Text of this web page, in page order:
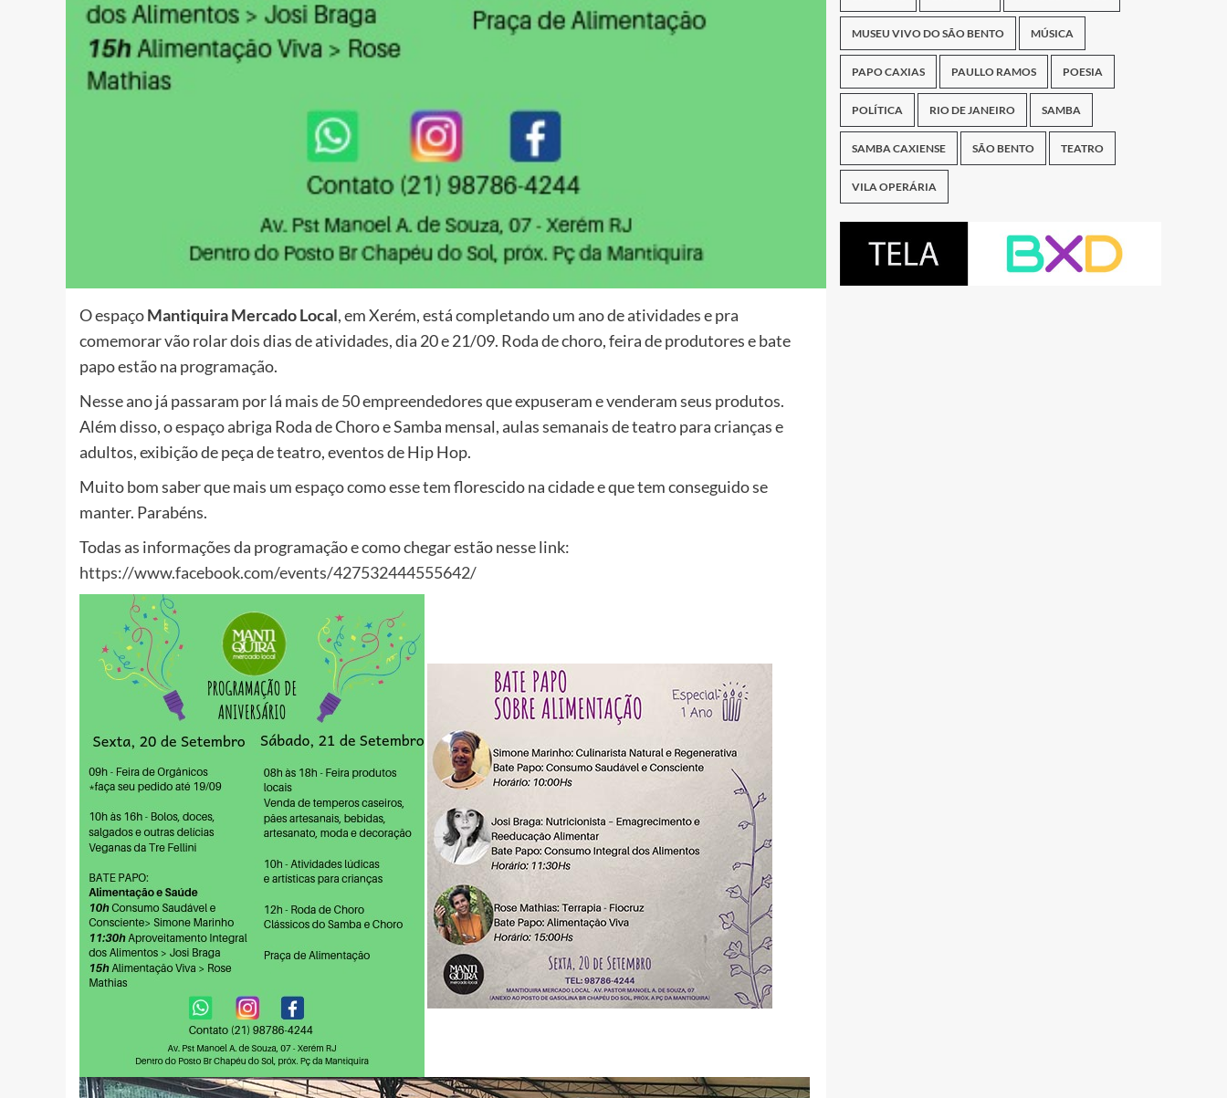
O espaçoMantiquira Mercado Local, em Xerém, está completando um ano de atividades e pra
comemorar vão rolar dois dias de atividades, dia 20 e 21/09. Roda de choro, feira de produtores e bate
papo estão na programação.
Nesse ano já passaram por lá mais de 50 empreendedores que expuseram e venderam seus produtos.
Além disso, o espaço abriga Roda de Choro e Samba mensal, aulas semanais de teatro para crianças e
adultos, exibição de peça de teatro, eventos de Hip Hop.
Muito bom saber que mais um espaço como esse tem florescido na cidade e que tem conseguido se
manter. Parabéns.
Todas as informações da programação e como chegar estão nesse link:
https://www.facebook.com/events/427532444555642/
MUSEU VIVO DO SÃO BENTO MÚSICA
PAPO CAXIAS PAULLO RAMOS POESIA
POLÍTICA RIO DE JANEIRO SAMBA
SAMBA CAXIENSE SÃO BENTO TEATRO
VILA OPERÁRIA